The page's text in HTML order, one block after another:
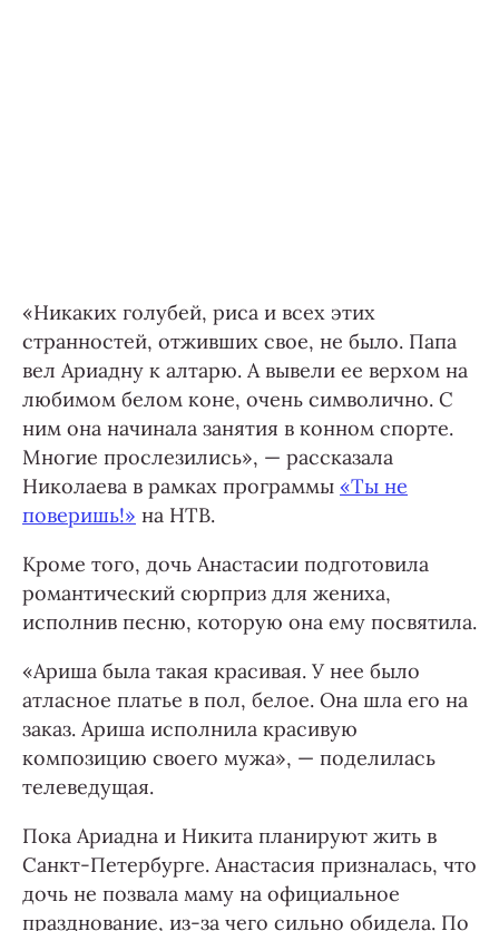
«Никаких голубей, риса и всех этих
странностей, отживших свое, не было. Папа
вел Ариадну к алтарю. А вывели ее верхом на
любимом белом коне, очень символично. С
ним она начинала занятия в конном спорте.
Многие прослезились», — рассказала
Николаева в рамках программы «Ты не
поверишь!» на НТВ.
Кроме того, дочь Анастасии подготовила
романтический сюрприз для жениха,
исполнив песню, которую она ему посвятила.
«Ариша была такая красивая. У нее было
атласное платье в пол, белое. Она шла его на
заказ. Ариша исполнила красивую
композицию своего мужа», — поделилась
телеведущая.
Пока Ариадна и Никита планируют жить в
Санкт-Петербурге. Анастасия призналась, что
дочь не позвала маму на официальное
празднование, из-за чего сильно обидела. По